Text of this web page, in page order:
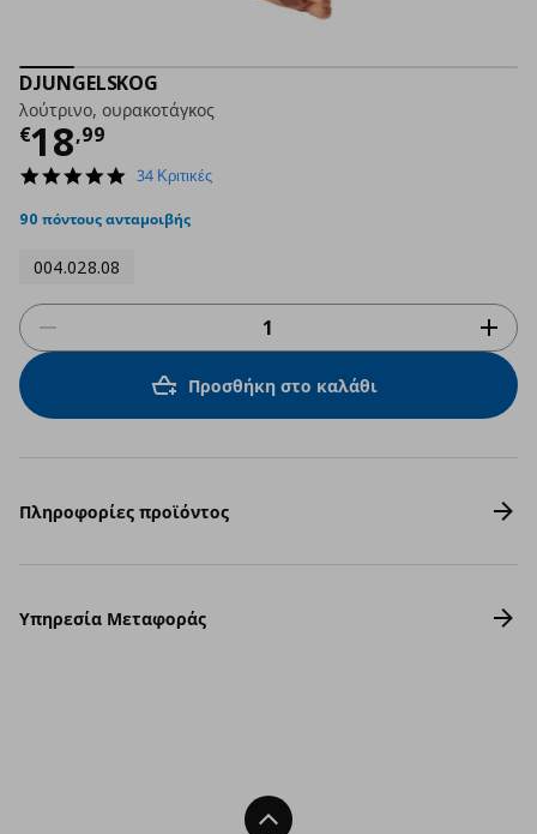
DJUNGELSKOG
λούτρινο, ουρακοτάγκος
€18,99
Τρέχουσα τιμή
4.9
rating
34 Κριτικές
90 πόντους ανταμοιβής
004.028.08
Προσθήκη στο καλάθι
Πληροφορίες προϊόντος
Υπηρεσία Μεταφοράς
Back To Top